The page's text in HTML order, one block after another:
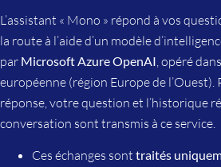
L’assistant « Mono » répond à vos
la route à l’aide d’un modèle
par Microsoft Azure OpenAI , opéré
européenne (région Europe de l’Ouest).
réponse, votre question et l’historique
conversation sont transmis à ce service.
Ces échanges sont traités